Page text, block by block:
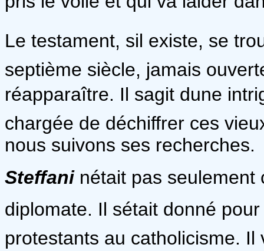
Le testament, sil existe, se
septième siècle, jamais
réapparaître. Il sagit dune
chargée de déchiffrer ces
nous suivons ses recherches.
Steffaninétait pas
diplomate. Il sétait donné
protestants au catholicisme.